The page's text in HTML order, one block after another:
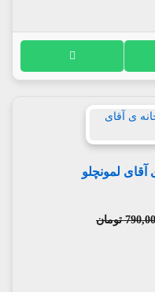
آقای لمونچلو
تومان